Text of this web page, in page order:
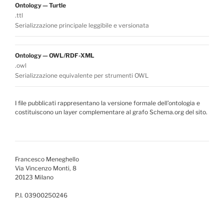
Ontology — Turtle
.ttl
Serializzazione principale leggibile e versionata
Ontology — OWL/RDF-XML
.owl
Serializzazione equivalente per strumenti OWL
I file pubblicati rappresentano la versione formale dell’ontologia e
costituiscono un layer complementare al grafo Schema.org del sito.
Francesco Meneghello
Via Vincenzo Monti, 8
20123 Milano
P.I. 03900250246